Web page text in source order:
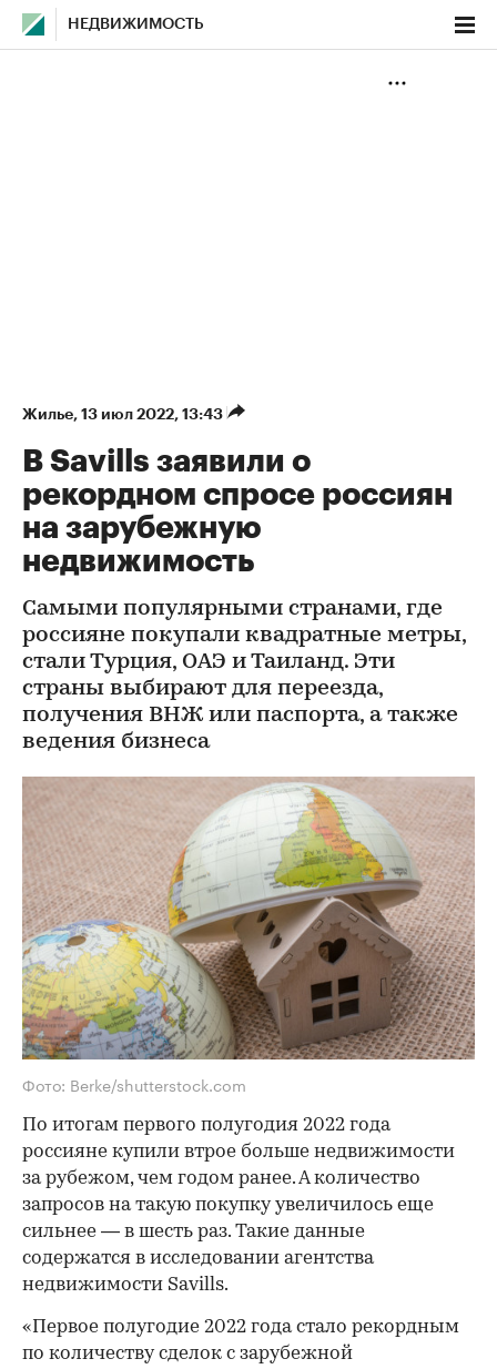
НЕДВИЖИМОСТЬ
Жилье⁠, 13 июл 2022, 13:43
В Savills заявили о
рекордном спросе россиян
на зарубежную
недвижимость
Самыми популярными странами, где
россияне покупали квадратные метры,
стали Турция, ОАЭ и Таиланд. Эти
страны выбирают для переезда,
получения ВНЖ или паспорта, а также
ведения бизнеса
Фото: Berke/shutterstock.com
По итогам первого полугодия 2022 года
россияне купили втрое больше недвижимости
за рубежом, чем годом ранее. А количество
запросов на такую покупку увеличилось еще
сильнее — в шесть раз. Такие данные
содержатся в исследовании агентства
недвижимости Savills.
«Первое полугодие 2022 года стало рекордным
по количеству сделок с зарубежной